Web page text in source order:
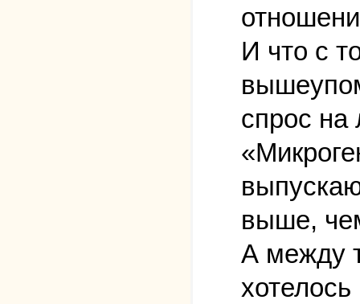
И что с
спрос на
выше,
А между